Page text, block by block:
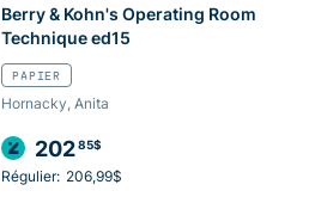
Berry & Kohn's Operating Room
Technique ed15
PAPIER
Hornacky, Anita
20285$
Régulier: 206,99$